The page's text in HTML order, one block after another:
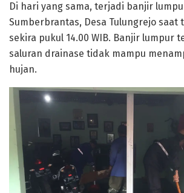
Di hari yang sama, terjadi banjir
Sumberbrantas, Desa Tulungrejo saat
sekira pukul 14.00 WIB. Banjir lumpur
saluran drainase tidak mampu
hujan.